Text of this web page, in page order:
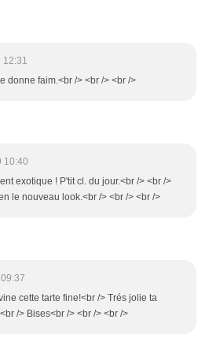
12:31
donne faim.<br /> <br /> <br />
10:40
exotique ! P'tit cl. du jour.<br /> <br />
le nouveau look.<br /> <br /> <br />
cette tarte fine!<br /> Trés jolie ta
/> Bises<br /> <br /> <br />